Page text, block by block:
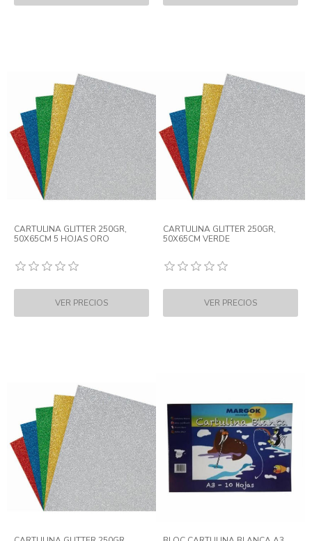
CARTULINA GLITTER 250GR,
50X65CM 5 HOJAS ORO
CARTULINA GLITTER 250GR,
50X65CM VERDE